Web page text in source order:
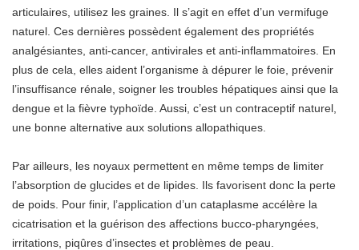
articulaires, utilisez les graines. Il s’agit en effet d’un vermifuge
naturel. Ces dernières possèdent également des propriétés
analgésiantes, anti-cancer, antivirales et anti-inflammatoires. En
plus de cela, elles aident l’organisme à dépurer le foie, prévenir
l’insuffisance rénale, soigner les troubles hépatiques ainsi que la
dengue et la fièvre typhoïde. Aussi, c’est un contraceptif naturel,
une bonne alternative aux solutions allopathiques.
Par ailleurs, les noyaux permettent en même temps de limiter
l’absorption de glucides et de lipides. Ils favorisent donc la perte
de poids. Pour finir, l’application d’un cataplasme accélère la
cicatrisation et la guérison des affections bucco-pharyngées,
irritations, piqûres d’insectes et problèmes de peau.